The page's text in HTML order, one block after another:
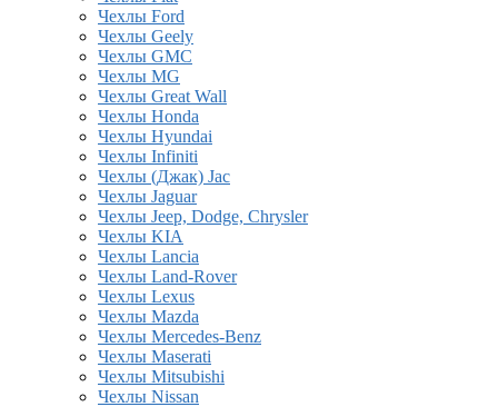
Чехлы Ford
Чехлы Geely
Чехлы GMC
Чехлы MG
Чехлы Great Wall
Чехлы Honda
Чехлы Hyundai
Чехлы Infiniti
Чехлы (Джак) Jac
Чехлы Jaguar
Чехлы Jeep, Dodge, Chrysler
Чехлы KIA
Чехлы Lancia
Чехлы Land-Rover
Чехлы Lexus
Чехлы Mazda
Чехлы Mercedes-Benz
Чехлы Maserati
Чехлы Mitsubishi
Чехлы Nissan